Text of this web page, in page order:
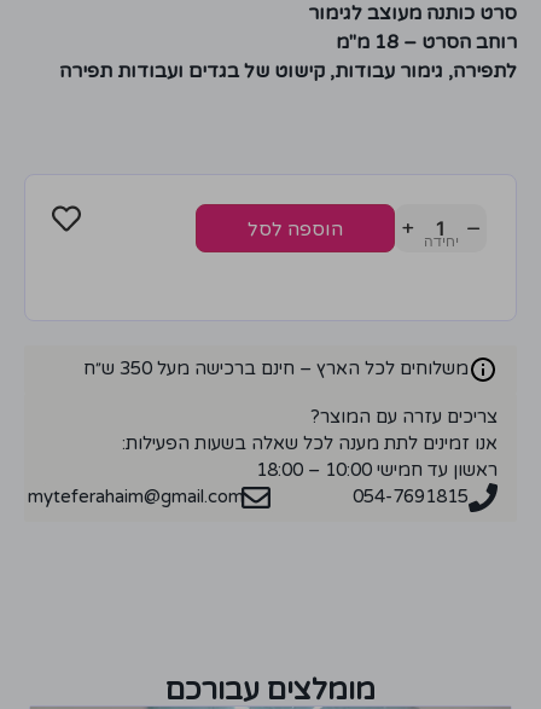
סרט כותנה מעוצב לגימור
רוחב הסרט – 18 מ"מ
לתפירה, גימור עבודות, קישוט של בגדים ועבודות תפירה
−
+ הוספה לסל
משלוחים לכל הארץ – חינם ברכישה מעל 350 ש״ח
צריכים עזרה עם המוצר?
אנו זמינים לתת מענה לכל שאלה בשעות הפעילות:
ראשון עד חמישי 10:00 – 18:00
054-7691815
myteferahaim@gmail.com
מומלצים עבורכם